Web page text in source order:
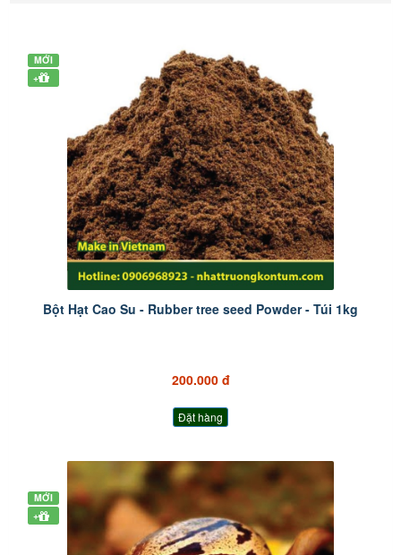
MỚI
+
Bột Hạt Cao Su - Rubber tree seed Powder - Túi 1kg
200.000 đ
Đặt hàng
MỚI
+